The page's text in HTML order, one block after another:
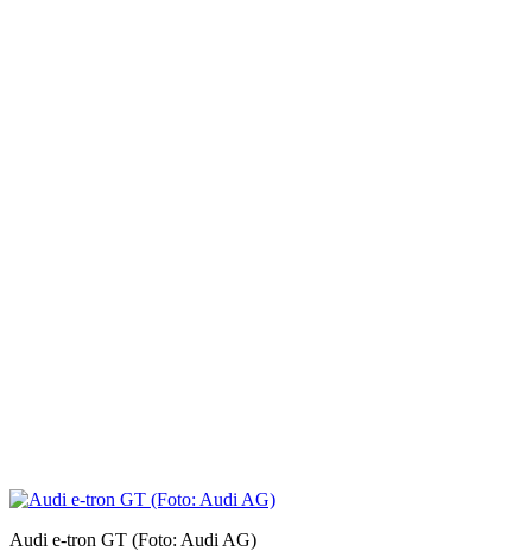
Audi e-tron GT (Foto: Audi AG)